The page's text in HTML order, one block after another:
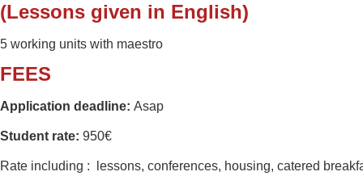
(Lessons given in English)
5 working units with maestro
FEES
Application deadline: Asap
Student rate: 950€
Rate including : lessons, conferences, housing, catered